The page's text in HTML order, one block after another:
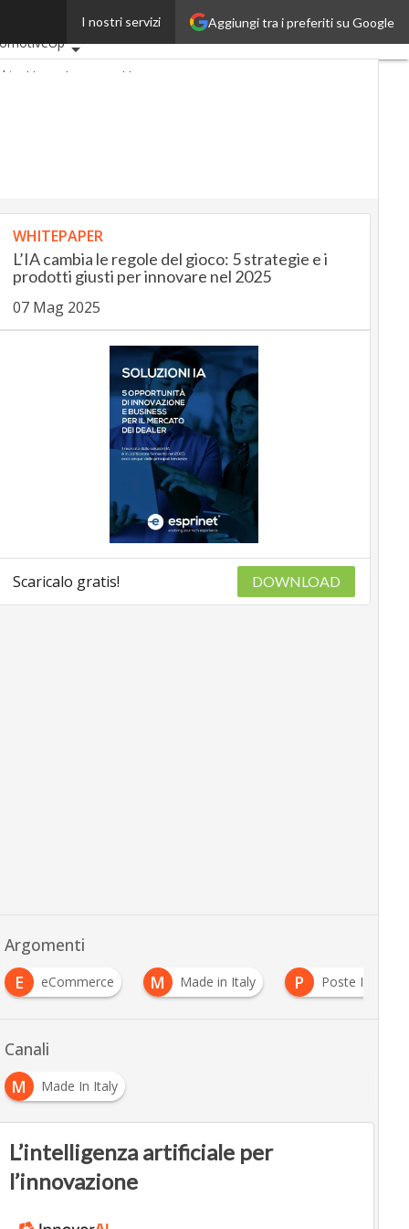
Aggiungi tra i preferiti su Google
I nostri servizi
InsuranceUp
WHITEPAPER
L’IA cambia le regole del gioco: 5 strategie e i
prodotti giusti per innovare nel 2025
07 Mag 2025
Scaricalo gratis! DOWNLOAD
Argomenti
E eCommerce M Made in Italy P Poste Italiane
Canali
M
Made In Italy
L’intelligenza artificiale per
l’innovazione